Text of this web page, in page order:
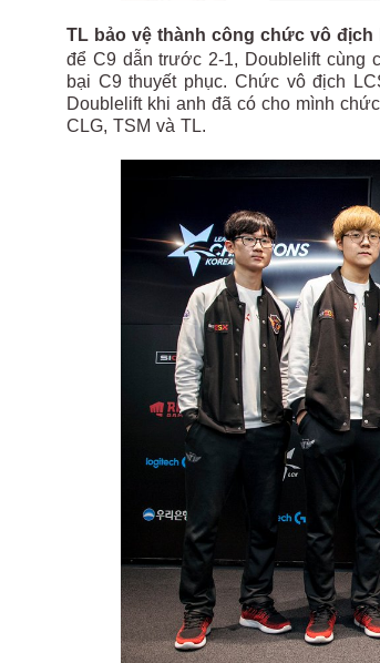
TL bảo vệ thành công chức vô địch
để C9 dẫn trước 2-1, Doublelift cùng
bại C9 thuyết phục. Chức vô địch
Doublelift khi anh đã có cho mình
CLG, TSM và TL.